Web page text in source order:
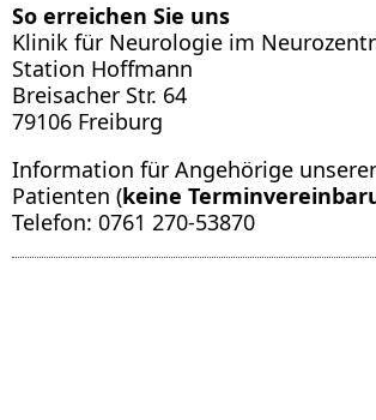
So erreichen Sie uns
Klinik für Neurologie im
Station Hoffmann
Breisacher Str. 64
79106 Freiburg
Information für Angehörige
Patienten (keine
Telefon: 0761 270-53870